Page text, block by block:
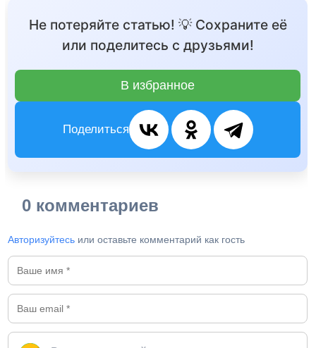
Не потеряйте статью! 💡 Сохраните её
или поделитесь с друзьями!
В избранное
Поделиться
0 комментариев
Авторизуйтесь или оставьте комментарий как гость